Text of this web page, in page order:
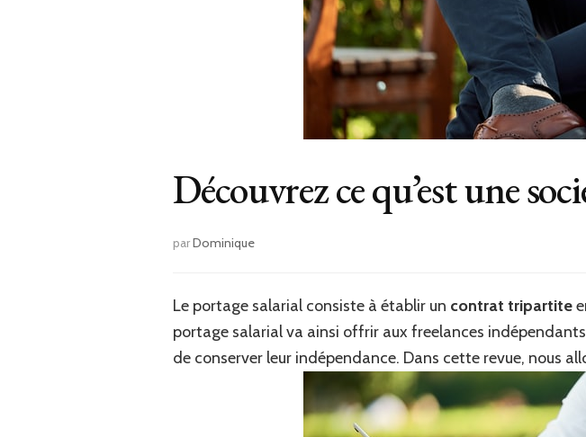
Découvrez ce qu’est une
parDominique
Le portage salarial consiste à établir un contrat tripartite
portage salarial va ainsi offrir aux freelances
de conserver leur indépendance. Dans cette revue, nous